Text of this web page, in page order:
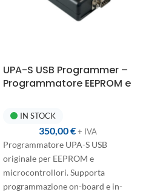
UPA-S USB Programmer –
Programmatore EEPROM e
Multimarca
IN STOCK
350,00€+ IVA
Programmatore UPA-S USB
originale per EEPROM e
microcontrollori. Supporta
programmazione on-board e in-